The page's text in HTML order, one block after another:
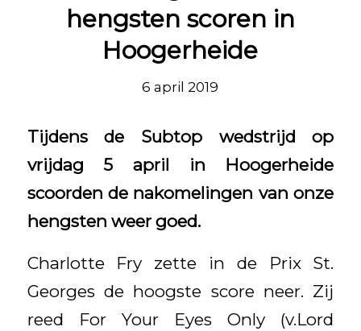
hengsten scoren in
Hoogerheide
6 april 2019
Tijdens de Subtop wedstrijd op
vrijdag 5 april in Hoogerheide
scoorden de nakomelingen van onze
hengsten weer goed.
Charlotte Fry zette in de Prix St.
Georges de hoogste score neer. Zij
reed For Your Eyes Only (v.Lord